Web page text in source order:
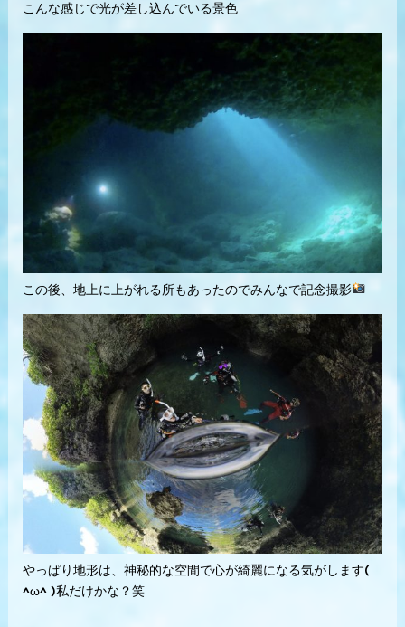
こんな感じで光が差し込んでいる景色
この後、地上に上がれる所もあったのでみんなで記念撮影
やっぱり地形は、神秘的な空間で心が綺麗になる気がします(
^ω^ )私だけかな？笑